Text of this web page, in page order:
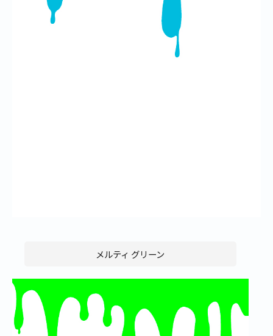
メルティ グリーン